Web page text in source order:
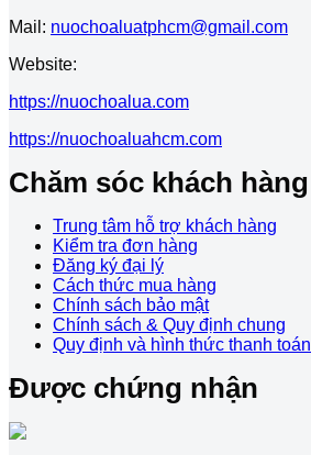
Mail: nuochoaluatphcm@gmail.com
Website:
https://nuochoalua.com
https://nuochoaluahcm.com
Chăm sóc khách hàng
Trung tâm hỗ trợ khách hàng
Kiểm tra đơn hàng
Đăng ký đại lý
Cách thức mua hàng
Chính sách bảo mật
Chính sách & Quy định chung
Quy định và hình thức thanh toán
Được chứng nhận